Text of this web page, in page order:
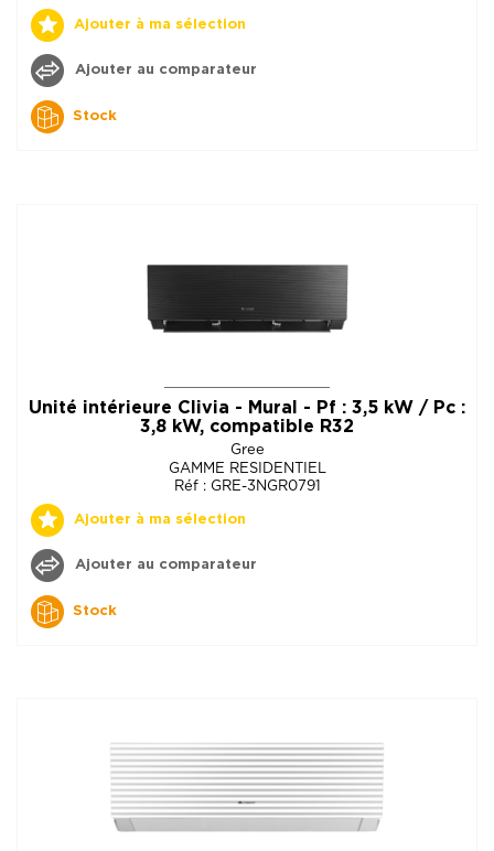
Ajouter à ma sélection
Ajouter au comparateur
Stock
Unité intérieure Clivia - Mural - Pf : 3,5 kW / Pc :
3,8 kW, compatible R32
Gree
GAMME RESIDENTIEL
Réf : GRE-3NGR0791
Ajouter à ma sélection
Ajouter au comparateur
Stock